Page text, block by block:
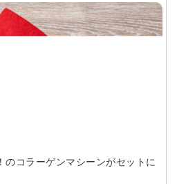
のコラーゲンマシーンがセットに